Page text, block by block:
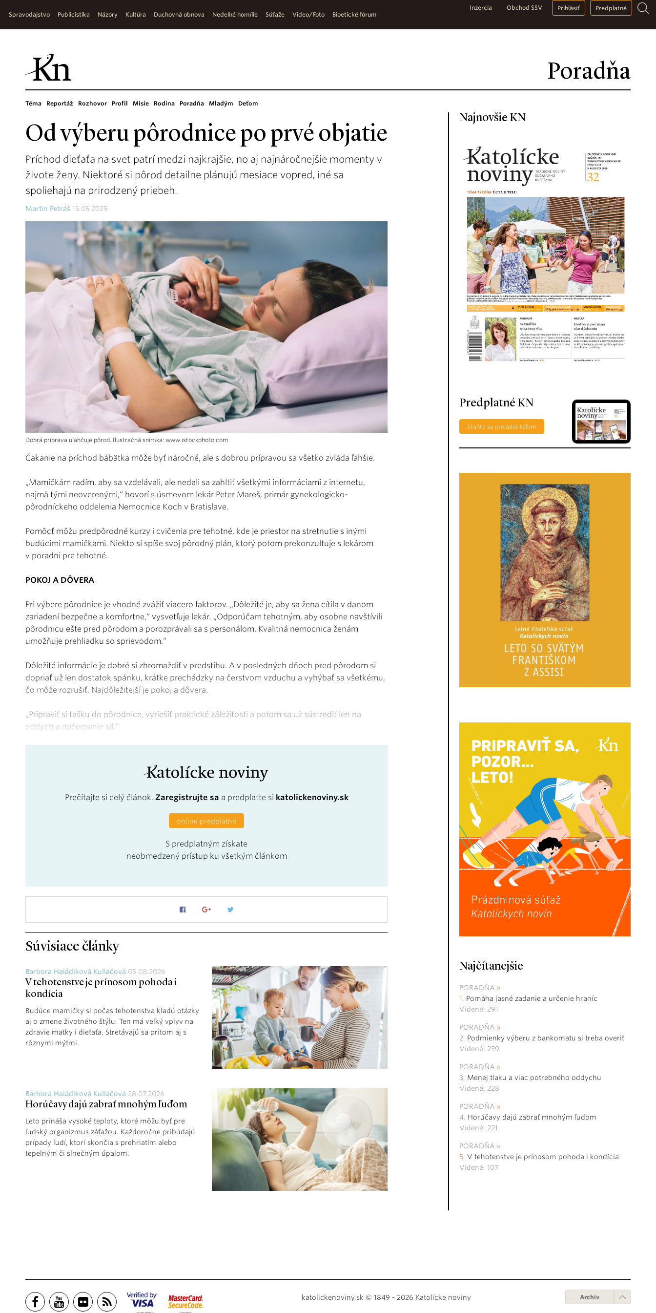
Poradňa
Spravodajstvo Publicistika Názory Kultúra Duchovná obnova Nedeľné homílie Súťaže Video/Foto Bioetické fórum
Inzercia Obchod SSV Prihlásiť Predplatné
Téma Reportáž Rozhovor Profil Misie Rodina Poradňa Mladým Deťom
Od výberu pôrodnice po prvé objatie
Príchod dieťaťa na svet patrí medzi najkrajšie, no aj najnáročnejšie momenty v
živote ženy. Niektoré si pôrod detailne plánujú mesiace vopred, iné sa
spoliehajú na prirodzený priebeh.
Martin Petráš 15.05.2025
Dobrá príprava uľahčuje pôrod. Ilustračná snímka: www.istockphoto.com
Čakanie na príchod bábätka môže byť náročné, ale s dobrou prípravou sa všetko zvláda ľahšie.
„Mamičkám radím, aby sa vzdelávali, ale nedali sa zahltiť všetkými informáciami z internetu,
najmä tými neoverenými,“ hovorí s úsmevom lekár Peter Mareš, primár gynekologicko-
pôrodníckeho oddelenia Nemocnice Koch v Bratislave.
Pomôcť môžu predpôrodné kurzy i cvičenia pre tehotné, kde je priestor na stretnutie s inými
budúcimi mamičkami. Niekto si spíše svoj pôrodný plán, ktorý potom prekonzultuje s lekárom
v poradni pre tehotné.
POKOJ A DÔVERA
Pri výbere pôrodnice je vhodné zvážiť viacero faktorov. „Dôležité je, aby sa žena cítila v danom
zariadení bezpečne a komfortne,“ vysvetľuje lekár. „Odporúčam tehotným, aby osobne navštívili
pôrodnicu ešte pred pôrodom a porozprávali sa s personálom. Kvalitná nemocnica ženám
umožňuje prehliadku so sprievodom.“
Dôležité informácie je dobré si zhromaždiť v predstihu. A v posledných dňoch pred pôrodom si
dopriať už len dostatok spánku, krátke prechádzky na čerstvom vzduchu a vyhýbať sa všetkému,
čo môže rozrušiť. Najdôležitejší je pokoj a dôvera.
„Pripraviť si tašku do pôrodnice, vyriešiť praktické záležitosti a potom sa už sústrediť len na
oddych a načerpanie síl.“
Prečítajte si celý článok. Zaregistrujte sa a predplaťte si katolickenoviny.sk
online predplatné
S predplatným získate
neobmedzený prístup ku všetkým článkom
Súvisiace články
Barbora Haládiková Kullačová 05.08.2026
V tehotenstve je prínosom pohoda i
kondícia
Budúce mamičky si počas tehotenstva kladú otázky
aj o zmene životného štýlu. Ten má veľký vplyv na
zdravie matky i dieťaťa. Stretávajú sa pritom aj s
rôznymi mýtmi.
Barbora Haládiková Kullačová 28.07.2026
Horúčavy dajú zabrať mnohým ľuďom
Leto prináša vysoké teploty, ktoré môžu byť pre
ľudský organizmus záťažou. Každoročne pribúdajú
prípady ľudí, ktorí skončia s prehriatím alebo
tepelným či slnečným úpalom.
Najnovšie KN
Predplatné KN
Staňte sa predplatiteľom
Najčítanejšie
PORADŇA
Pomáha jasné zadanie a určenie hraníc
Videné: 291
PORADŇA
Podmienky výberu z bankomatu si treba overiť
Videné: 239
PORADŇA
Menej tlaku a viac potrebného oddychu
Videné: 228
PORADŇA
Horúčavy dajú zabrať mnohým ľuďom
Videné: 221
PORADŇA
V tehotenstve je prínosom pohoda i kondícia
Videné: 107
katolickenoviny.sk © 1849 - 2026 Katolícke noviny Archív